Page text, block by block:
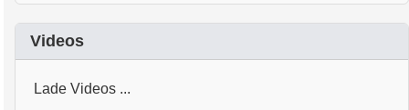
Videos
Lade Videos ...